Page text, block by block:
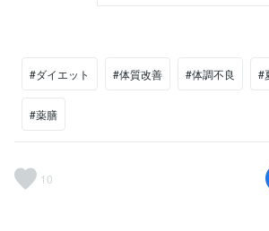
#ダイエット #体質改善 #体調不良 #
#薬膳
10